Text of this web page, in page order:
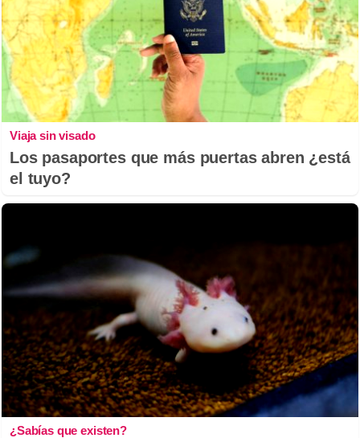
Viaja sin visado
Los pasaportes que más puertas abren ¿está
el tuyo?
¿Sabías que existen?